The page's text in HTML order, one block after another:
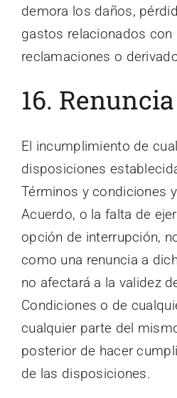
demora los daños,
gastos relacionados con
reclamaciones o
16. Renuncia
El incumplimiento de
disposiciones
Términos y condiciones
Acuerdo, o la falta de
opción de interrupción,
como una renuncia a
no afectará a la validez
Condiciones o de
cualquier parte del
posterior de hacer
de las disposiciones.